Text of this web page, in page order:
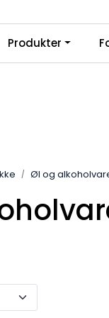
stillinger |
Produkter
Øl og